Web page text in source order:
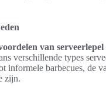
van serveerlepel
verschillende types
informele barbecues, de
zijn.